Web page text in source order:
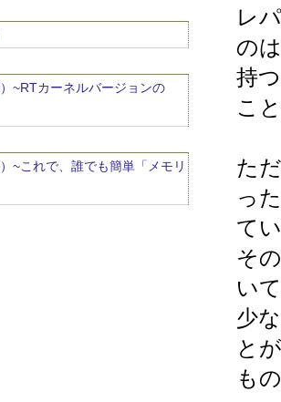
~RTカーネルバージョンの
~これで、誰でも簡単「メモリ
レ
の
持
こ
た
っ
て
そ
い
少
と
も